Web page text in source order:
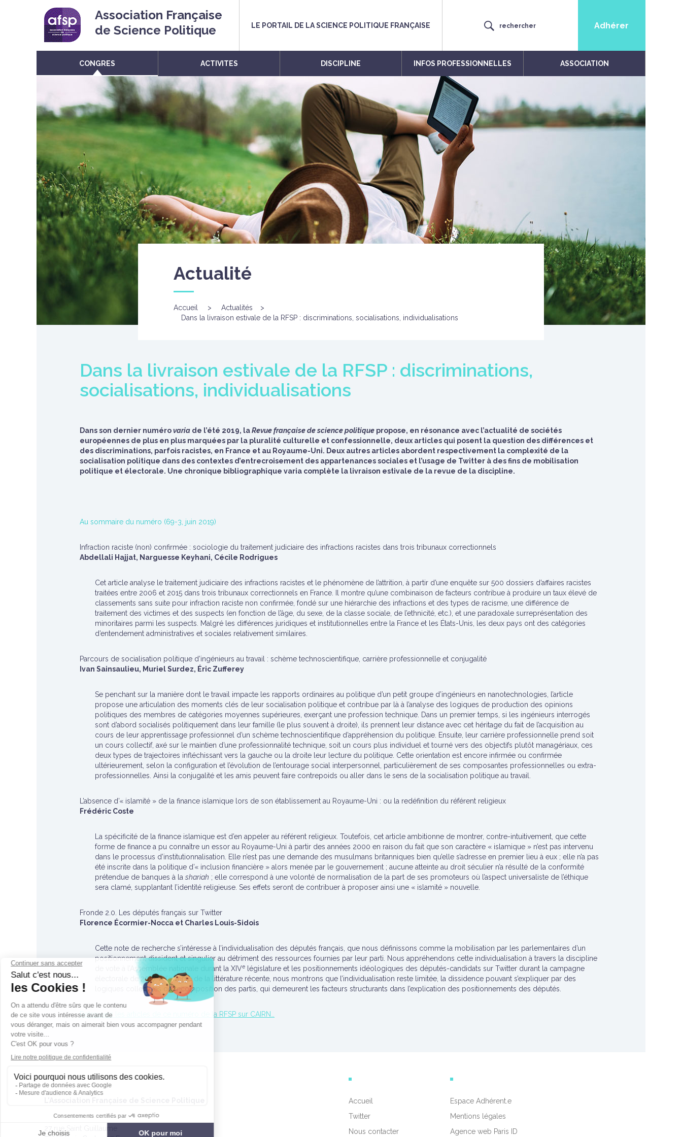
Association Française
de Science Politique
LE PORTAIL DE LA SCIENCE POLITIQUE FRANÇAISE rechercher Adhérer
CONGRES ACTIVITES DISCIPLINE INFOS PROFESSIONNELLES ASSOCIATION
Actualité
Accueil > Actualités
>
Dans la livraison estivale de la RFSP : discriminations, socialisations, individualisations
Dans la livraison estivale de la RFSP : discriminations,
socialisations, individualisations
Dans son dernier numérovaria de l’été 2019, laRevue française de science politique propose, en résonance avec l’actualité de sociétés
européennes de plus en plus marquées par la pluralité culturelle et confessionnelle, deux articles qui posent la question des différences et
des discriminations, parfois racistes, en France et au Royaume-Uni. Deux autres articles abordent respectivement la complexité de la
socialisation politique dans des contextes d’entrecroisement des appartenances sociales et l’usage de Twitter à des fins de mobilisation
politique et électorale. Une chronique bibliographique varia complète la livraison estivale de la revue de la discipline.
Au sommaire du numéro (69-3, juin 2019)
Infraction raciste (non) confirmée : sociologie du traitement judiciaire des infractions racistes dans trois tribunaux correctionnels
Abdellali Hajjat, Narguesse Keyhani, Cécile Rodrigues
Cet article analyse le traitement judiciaire des infractions racistes et le phénomène de l’attrition, à partir d’une enquête sur 500 dossiers d’affaires racistes
traitées entre 2006 et 2015 dans trois tribunaux correctionnels en France. Il montre qu’une combinaison de facteurs contribue à produire un taux élevé de
classements sans suite pour infraction raciste non confirmée, fondé sur une hiérarchie des infractions et des types de racisme, une différence de
traitement des victimes et des suspects (en fonction de l’âge, du sexe, de la classe sociale, de l’ethnicité, etc.), et une paradoxale surreprésentation des
minoritaires parmi les suspects. Malgré les différences juridiques et institutionnelles entre la France et les États-Unis, les deux pays ont des catégories
d’entendement administratives et sociales relativement similaires.
Parcours de socialisation politique d’ingénieurs au travail : schème technoscientifique, carrière professionnelle et conjugalité
Ivan Sainsaulieu, Muriel Surdez, Éric Zufferey
Se penchant sur la manière dont le travail impacte les rapports ordinaires au politique d’un petit groupe d’ingénieurs en nanotechnologies, l’article
propose une articulation des moments clés de leur socialisation politique et contribue par là à l’analyse des logiques de production des opinions
politiques des membres de catégories moyennes supérieures, exerçant une profession technique. Dans un premier temps, si les ingénieurs interrogés
sont d’abord socialisés politiquement dans leur famille (le plus souvent à droite), ils prennent leur distance avec cet héritage du fait de l’acquisition au
cours de leur apprentissage professionnel d’un schème technoscientifique d’appréhension du politique. Ensuite, leur carrière professionnelle prend soit
un cours collectif, axé sur le maintien d’une professionnalité technique, soit un cours plus individuel et tourné vers des objectifs plutôt managériaux, ces
deux types de trajectoires infléchissant vers la gauche ou la droite leur lecture du politique. Cette orientation est encore infirmée ou confirmée
ultérieurement, selon la configuration et l’évolution de l’entourage social interpersonnel, particulièrement de ses composantes professionnelles ou extra-
professionnelles. Ainsi la conjugalité et les amis peuvent faire contrepoids ou aller dans le sens de la socialisation politique au travail.
L’absence d’« islamité » de la finance islamique lors de son établissement au Royaume-Uni : ou la redéfinition du référent religieux
Frédéric Coste
La spécificité de la finance islamique est d’en appeler au référent religieux. Toutefois, cet article ambitionne de montrer, contre-intuitivement, que cette
forme de finance a pu connaître un essor au Royaume-Uni à partir des années 2000 en raison du fait que son caractère « islamique » n’est pas intervenu
dans le processus d’institutionnalisation. Elle n’est pas une demande des musulmans britanniques bien qu’elle s’adresse en premier lieu à eux ; elle n’a pas
été inscrite dans la politique d’« inclusion financière » alors menée par le gouvernement ; aucune atteinte au droit séculier n’a résulté de la conformité
prétendue de banques à la shariah ; elle correspond à une volonté de normalisation de la part de ses promoteurs où l’aspect universaliste de l’éthique
sera clamé, supplantant l’identité religieuse. Ses effets seront de contribuer à proposer ainsi une « islamité » nouvelle.
Fronde 2.0. Les députés français sur Twitter
Florence Écormier-Nocca et Charles Louis-Sidois
Cette note de recherche s’intéresse à l’individualisation des députés français, que nous définissons comme la mobilisation par les parlementaires d’un
positionnement dissident et singulier au détriment des ressources fournies par leur parti. Nous appréhendons cette individualisation à travers la discipline
de vote à l’Assemblée nationale durant la XIVe
législature et les positionnements idéologiques des députés-candidats sur Twitter durant la campagne
électorale de 2017. À l’inverse de la littérature récente, nous montrons que l’individualisation reste limitée, la dissidence pouvant s’expliquer par des
logiques collectives de recomposition des partis, qui demeurent les facteurs structurants dans l’explication des positionnements des députés.
Retrouvez les articles de ce numéro de la RFSP sur CAIRN…
Accueil
Twitter
Nous contacter
Espace Adhérent.e
Mentions légales
Agence web Paris ID